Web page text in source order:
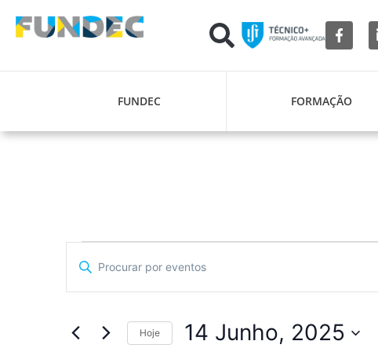
FUNDEC FORMAÇÃO
Navegação
de
pesquisa
Digite
chave.
Eventos
Hoje 14 Junho, 2025